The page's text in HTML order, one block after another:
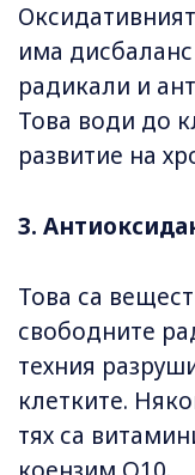
има
радикали и
Това води до
развитие на
3.
Това са
свободните
техния
клетките.
тях са